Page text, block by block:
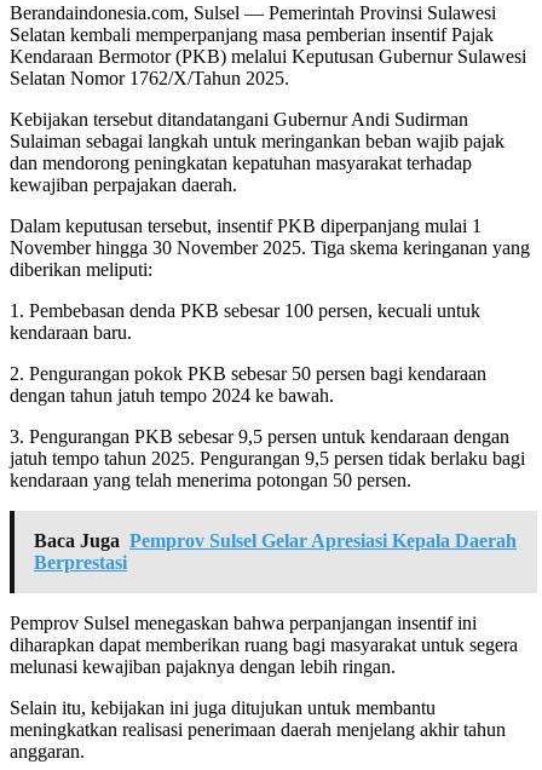
Berandaindonesia.com, Sulsel — Pemerintah Provinsi Sulawesi
Selatan kembali memperpanjang masa pemberian insentif Pajak
Kendaraan Bermotor (PKB) melalui Keputusan Gubernur Sulawesi
Selatan Nomor 1762/X/Tahun 2025.
Kebijakan tersebut ditandatangani Gubernur Andi Sudirman
Sulaiman sebagai langkah untuk meringankan beban wajib pajak
dan mendorong peningkatan kepatuhan masyarakat terhadap
kewajiban perpajakan daerah.
Dalam keputusan tersebut, insentif PKB diperpanjang mulai 1
November hingga 30 November 2025. Tiga skema keringanan yang
diberikan meliputi:
1. Pembebasan denda PKB sebesar 100 persen, kecuali untuk
kendaraan baru.
2. Pengurangan pokok PKB sebesar 50 persen bagi kendaraan
dengan tahun jatuh tempo 2024 ke bawah.
3. Pengurangan PKB sebesar 9,5 persen untuk kendaraan dengan
jatuh tempo tahun 2025. Pengurangan 9,5 persen tidak berlaku bagi
kendaraan yang telah menerima potongan 50 persen.
Baca Juga Pemprov Sulsel Gelar Apresiasi Kepala Daerah
Berprestasi
Pemprov Sulsel menegaskan bahwa perpanjangan insentif ini
diharapkan dapat memberikan ruang bagi masyarakat untuk segera
melunasi kewajiban pajaknya dengan lebih ringan.
Selain itu, kebijakan ini juga ditujukan untuk membantu
meningkatkan realisasi penerimaan daerah menjelang akhir tahun
anggaran.